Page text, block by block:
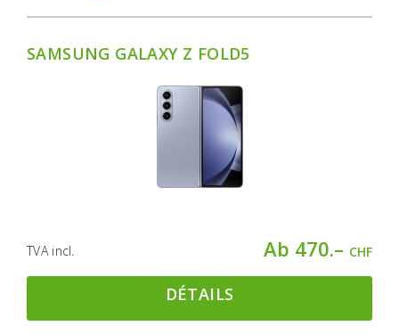
SAMSUNG GALAXY Z FOLD5
TVA incl. Ab 470.– CHF
DÉTAILS